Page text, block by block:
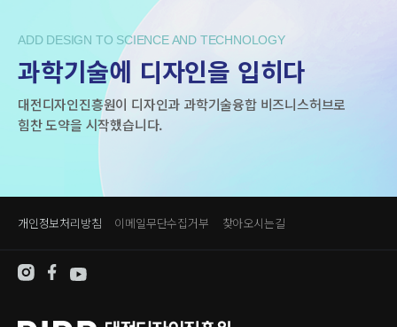
ADD DESIGN TO SCIENCE AND TECHNOLOGY
과학기술에 디자인을 입히다
대전디자인진흥원이 디자인과 과학기술융합 비즈니스허브로
힘찬 도약을 시작했습니다.
개인정보처리방침 이메일무단수집거부 찾아오시는길